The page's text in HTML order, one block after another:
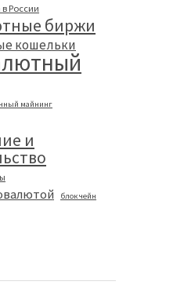
России
биржи
кошельки
майнинг
и
блокчейн